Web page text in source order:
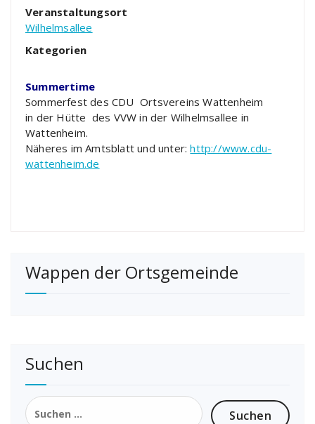
Veranstaltungsort
Wilhelmsallee
Kategorien
Summertime
Sommerfest des CDU Ortsvereins Wattenheim
in der Hütte des VVW in der Wilhelmsallee in
Wattenheim.
Näheres im Amtsblatt und unter:http://www.cdu-
wattenheim.de
Wappen der Ortsgemeinde
Suchen
Suchen
nach: